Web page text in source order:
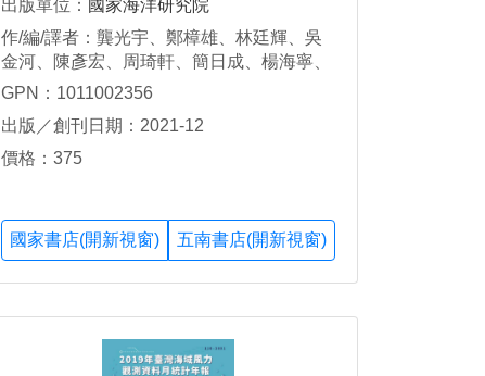
出版單位： 國家海洋研究院
作/編/譯者：龔光宇、鄭樟雄、林廷輝、吳
金河、陳彥宏、周琦軒、簡日成、楊海寧、
蔡馥嚀、顏寧
GPN：1011002356
出版／創刊日期：2021-12
價格：375
國家書店(開新視窗) 五南書店(開新視窗)